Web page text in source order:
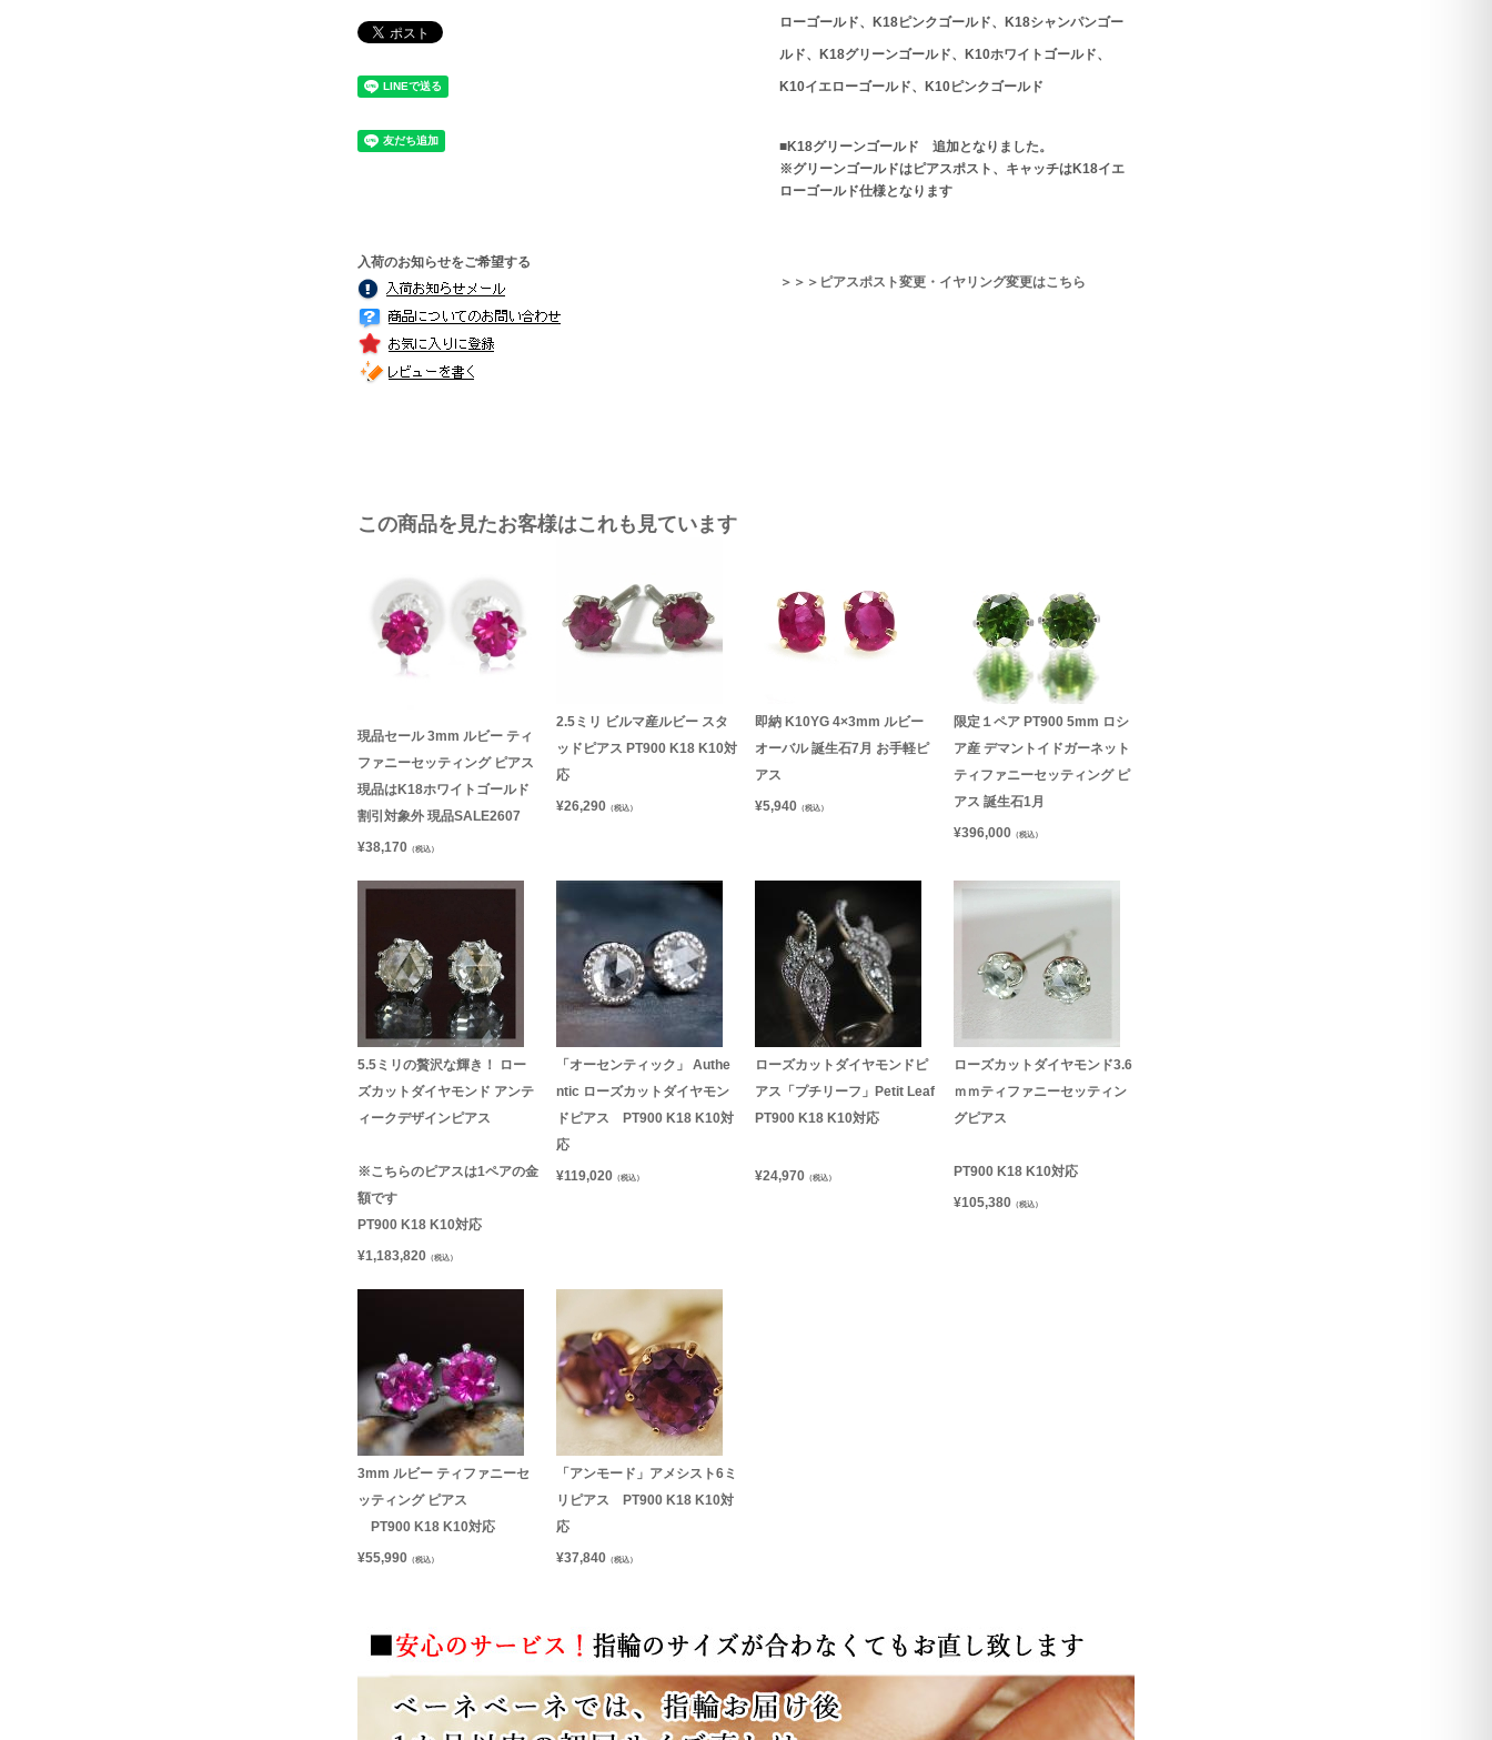
ローゴールド、K18ピンクゴールド、K18シャンパンゴー
ルド、K18グリーンゴールド、K10ホワイトゴールド、
K10イエローゴールド、K10ピンクゴールド
■K18グリーンゴールド 追加となりました。
※グリーンゴールドはピアスポスト、キャッチはK18イエ
ローゴールド仕様となります
＞＞＞ピアスポスト変更・イヤリング変更はこちら
入荷のお知らせをご希望する
この商品を見たお客様はこれも見ています
現品セール 3mm ルビー ティ
ファニーセッティング ピアス
現品はK18ホワイトゴールド
割引対象外 現品SALE2607
¥38,170 （税込）
2.5ミリ ビルマ産ルビー スタ
ッドピアス PT900 K18 K10対
応
¥26,290 （税込）
即納 K10YG 4×3mm ルビー
オーバル 誕生石7月 お手軽ピ
アス
¥5,940 （税込）
限定１ペア PT900 5mm ロシ
ア産 デマントイドガーネット
ティファニーセッティング ピ
アス 誕生石1月
¥396,000 （税込）
5.5ミリの贅沢な輝き！ ロー
ズカットダイヤモンド アンテ
ィークデザインピアス
※こちらのピアスは1ペアの金
額です
PT900 K18 K10対応
¥1,183,820 （税込）
「オーセンティック」 Authe
ntic ローズカットダイヤモン
ドピアス PT900 K18 K10対
応
¥119,020 （税込）
ローズカットダイヤモンドピ
アス「プチリーフ」Petit Leaf
PT900 K18 K10対応
¥24,970 （税込）
ローズカットダイヤモンド3.6
ｍｍティファニーセッティン
グピアス
PT900 K18 K10対応
¥105,380 （税込）
3mm ルビー ティファニーセ
ッティング ピアス
PT900 K18 K10対応
¥55,990 （税込）
「アンモード」アメシスト6ミ
リピアス PT900 K18 K10対
応
¥37,840 （税込）